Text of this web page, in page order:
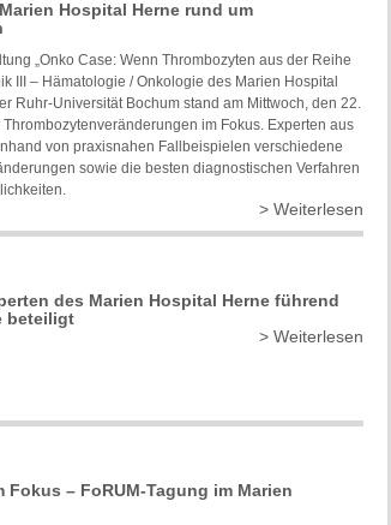
Hospital Herne rund um
„Onko Case: Wenn Thrombozyten aus der Reihe
III – Hämatologie / Onkologie des Marien Hospital
Ruhr-Universität Bochum stand am Mittwoch, den 22.
im Fokus. Experten aus
von praxisnahen Fallbeispielen verschiedene
sowie die besten diagnostischen Verfahren
> Weiterlesen
des Marien Hospital Herne führend
beteiligt
> Weiterlesen
– FoRUM-Tagung im Marien